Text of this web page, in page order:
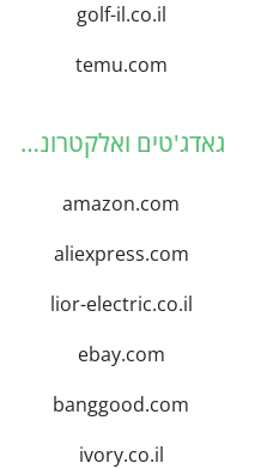
golf-il.co.il
temu.com
גאדג'טים ואלקטרוניקה
amazon.com
aliexpress.com
lior-electric.co.il
ebay.com
banggood.com
ivory.co.il